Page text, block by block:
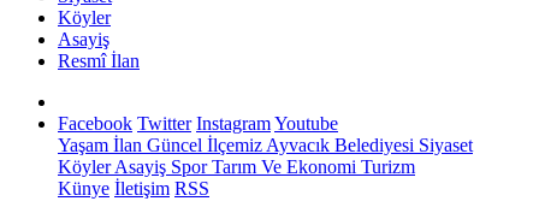
Köyler
Asayiş
Resmî İlan
Facebook Twitter InstagramYoutube
Yaşam İlan Güncel İlçemiz Ayvacık Belediyesi Siyaset
KöylerAsayiş SporTarım Ve Ekonomi Turizm
Künye İletişim RSS